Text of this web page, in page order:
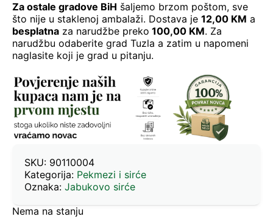
Za ostale gradove BiH šaljemo brzom poštom, sve
što nije u staklenoj ambalaži. Dostava je 12,00 KM a
besplatna za narudžbe preko 100,00 KM. Za
narudžbu odaberite grad Tuzla a zatim u napomeni
naglasite koji je grad u pitanju.
SKU: 90110004
Kategorija: Pekmezi i sirće
Oznaka: Jabukovo sirće
Nema na stanju